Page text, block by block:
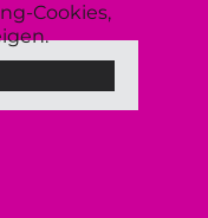
Cookies,